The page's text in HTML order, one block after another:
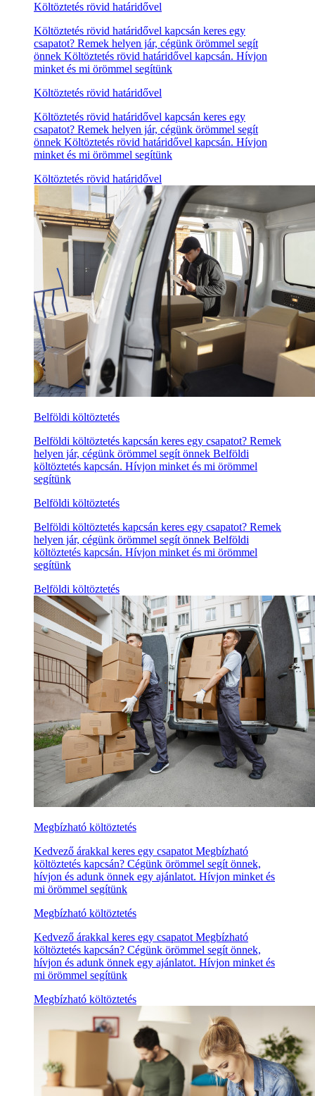
Költöztetés rövid határidővel
Költöztetés rövid határidővel kapcsán keres egy
csapatot? Remek helyen jár, cégünk örömmel segít
önnek Költöztetés rövid határidővel kapcsán. Hívjon
minket és mi örömmel segítünk
Költöztetés rövid határidővel
Költöztetés rövid határidővel kapcsán keres egy
csapatot? Remek helyen jár, cégünk örömmel segít
önnek Költöztetés rövid határidővel kapcsán. Hívjon
minket és mi örömmel segítünk
Költöztetés rövid határidővel
Belföldi költöztetés
Belföldi költöztetés kapcsán keres egy csapatot? Remek
helyen jár, cégünk örömmel segít önnek Belföldi
költöztetés kapcsán. Hívjon minket és mi örömmel
segítünk
Belföldi költöztetés
Belföldi költöztetés kapcsán keres egy csapatot? Remek
helyen jár, cégünk örömmel segít önnek Belföldi
költöztetés kapcsán. Hívjon minket és mi örömmel
segítünk
Belföldi költöztetés
Megbízható költöztetés
Kedvező árakkal keres egy csapatot Megbízható
költöztetés kapcsán? Cégünk örömmel segít önnek,
hívjon és adunk önnek egy ajánlatot. Hívjon minket és
mi örömmel segítünk
Megbízható költöztetés
Kedvező árakkal keres egy csapatot Megbízható
költöztetés kapcsán? Cégünk örömmel segít önnek,
hívjon és adunk önnek egy ajánlatot. Hívjon minket és
mi örömmel segítünk
Megbízható költöztetés